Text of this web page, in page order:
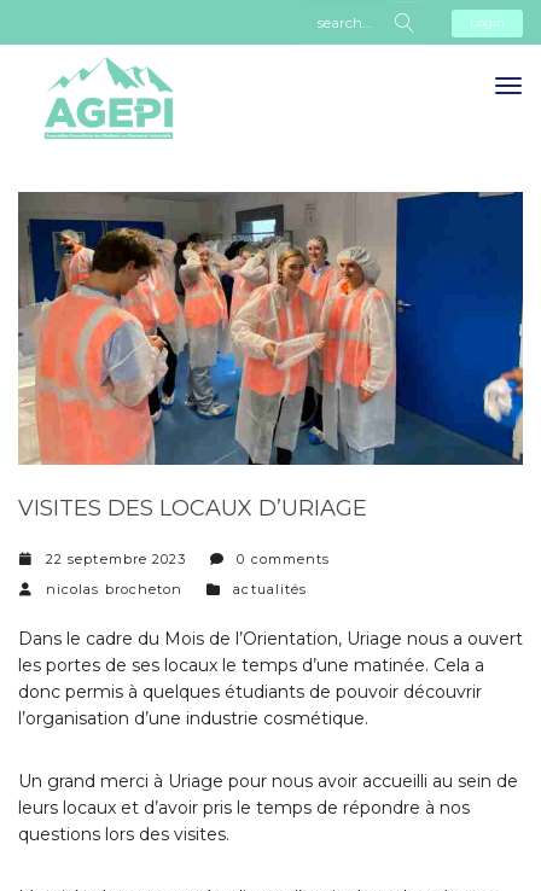
Login
VISITES DES LOCAUX D’URIAGE
22 septembre 2023
0 comments
nicolas brocheton
categories
actualités
Dans le cadre du Mois de l’Orientation, Uriage nous a ouvert
les portes de ses locaux le temps d’une matinée. Cela a
donc permis à quelques étudiants de pouvoir découvrir
l’organisation d’une industrie cosmétique.
Un grand merci à Uriage pour nous avoir accueilli au sein de
leurs locaux et d’avoir pris le temps de répondre à nos
questions lors des visites.